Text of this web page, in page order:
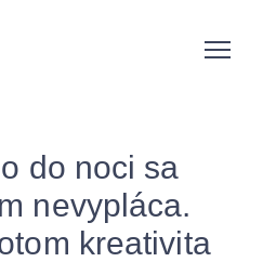
do noci sa
nevypláca.
kreativita